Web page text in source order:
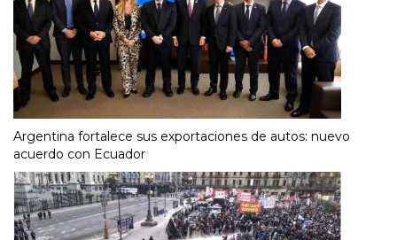
Argentina fortalece sus exportaciones de autos: nuevo
acuerdo con Ecuador